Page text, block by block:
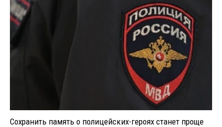
Сохранить память о полицейских-героях станет проще